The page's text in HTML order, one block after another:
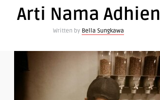
Arti Nama Adhien
Written by Bella Sungkawa